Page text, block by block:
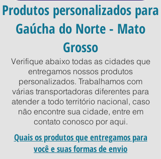
Produtos personalizados para
Gaúcha do Norte - Mato
Grosso
Verifique abaixo todas as cidades que
entregamos nossos produtos
personalizados. Trabalhamos com
várias transportadoras diferentes para
atender a todo território nacional, caso
não encontre sua cidade, entre em
contato conosco por aqui.
Quais os produtos que entregamos para
você e suas formas de envio